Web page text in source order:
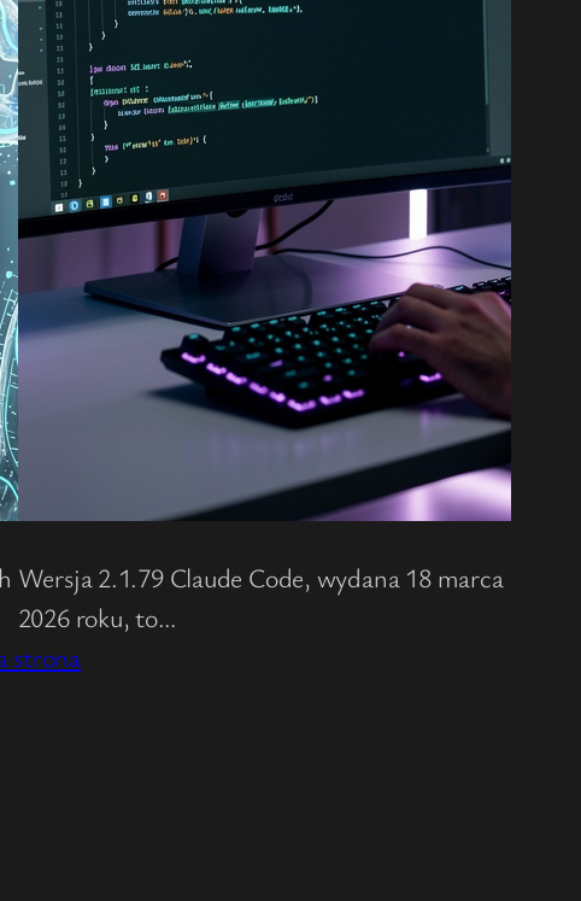
Wersja 2.1.79 Claude Code, wydana 18 marca
2026 roku, to…
strona